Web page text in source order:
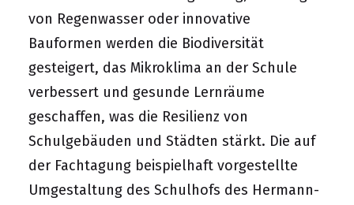
von Regenwasser oder innovative
Bauformen werden die Biodiversität
gesteigert, das Mikroklima an der Schule
verbessert und gesunde Lernräume
geschaffen, was die Resilienz von
Schulgebäuden und Städten stärkt. Die auf
der Fachtagung beispielhaft vorgestellte
Umgestaltung des Schulhofs des Hermann-